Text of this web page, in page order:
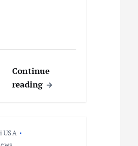
Continue
reading
USA